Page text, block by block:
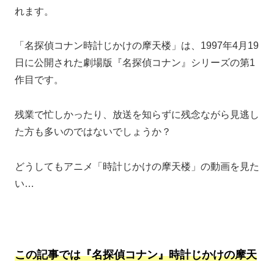
れます。
「名探偵コナン時計じかけの摩天楼」は、1997年4月19
日に公開された劇場版『名探偵コナン』シリーズの第1
作目です。
残業で忙しかったり、放送を知らずに残念ながら見逃し
た方も多いのではないでしょうか？
どうしてもアニメ「時計じかけの摩天楼」の動画を見た
い…
この記事では『名探偵コナン』時計じかけの摩天